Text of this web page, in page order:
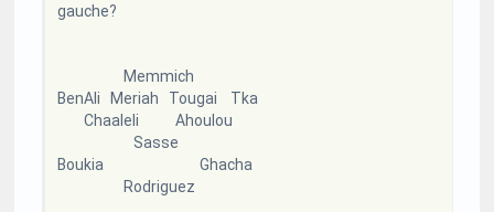
gauche?
Memmich
BenAli Meriah Tougai Tka
Chaaleli Ahoulou
Sasse
Boukia Ghacha
Rodriguez